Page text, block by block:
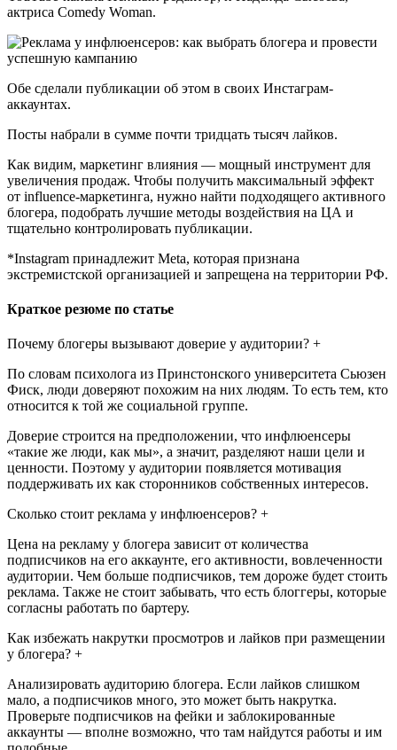
актриса Comedy Woman.
Обе сделали публикации об этом в своих Инстаграм-
аккаунтах.
Посты набрали в сумме почти тридцать тысяч лайков.
Как видим, маркетинг влияния — мощный инструмент для
увеличения продаж. Чтобы получить максимальный эффект
от influence-маркетинга, нужно найти подходящего активного
блогера, подобрать лучшие методы воздействия на ЦА и
тщательно контролировать публикации.
*Instagram принадлежит Meta, которая признана
экстремистской организацией и запрещена на территории РФ.
Краткое резюме по статье
Почему блогеры вызывают доверие у аудитории? +
По словам психолога из Принстонского университета Сьюзен
Фиск, люди доверяют похожим на них людям. То есть тем, кто
относится к той же социальной группе.
Доверие строится на предположении, что инфлюенсеры
«такие же люди, как мы», а значит, разделяют наши цели и
ценности. Поэтому у аудитории появляется мотивация
поддерживать их как сторонников собственных интересов.
Сколько стоит реклама у инфлюенсеров? +
Цена на рекламу у блогера зависит от количества
подписчиков на его аккаунте, его активности, вовлеченности
аудитории. Чем больше подписчиков, тем дороже будет стоить
реклама. Также не стоит забывать, что есть блоггеры, которые
согласны работать по бартеру.
Как избежать накрутки просмотров и лайков при размещении
у блогера? +
Анализировать аудиторию блогера. Если лайков слишком
мало, а подписчиков много, это может быть накрутка.
Проверьте подписчиков на фейки и заблокированные
аккаунты — вполне возможно, что там найдутся работы и им